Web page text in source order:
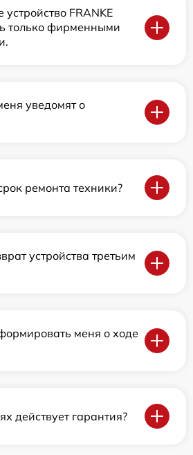
FRANKE
только фирменными
уведомят о
ремонта техники?
устройства третьим
меня о ходе
действует гарантия?